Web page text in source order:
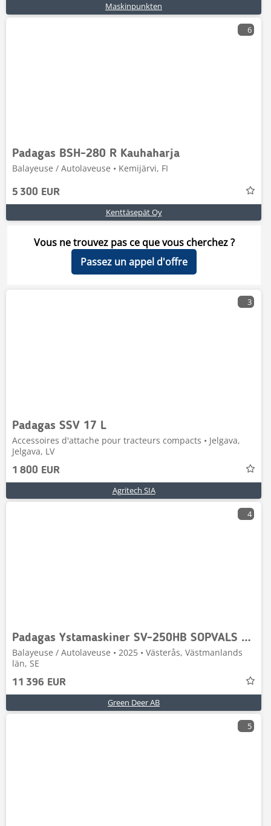
Maskinpunkten
6
Padagas BSH-280 R Kauhaharja
Balayeuse / Autolaveuse • Kemijärvi, FI
5 300 EUR
Kenttäsepät Oy
Vous ne trouvez pas ce que vous cherchez ?
Passez un appel d'offre
3
Padagas SSV 17 L
Accessoires d'attache pour tracteurs compacts • Jelgava,
Jelgava, LV
1 800 EUR
Agritech SIA
4
Padagas Ystamaskiner SV-250HB SOPVALS PROFFS L
Balayeuse / Autolaveuse • 2025 • Västerås, Västmanlands
län, SE
11 396 EUR
Green Deer AB
5